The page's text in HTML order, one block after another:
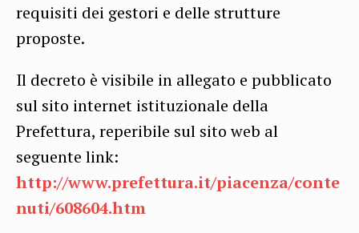
requisiti dei gestori e delle strutture
proposte.
Il decreto è visibile in allegato e pubblicato
sul sito internet istituzionale della
Prefettura, reperibile sul sito web al
seguente link:
http://www.prefettura.it/piacenza/conte
nuti/608604.htm